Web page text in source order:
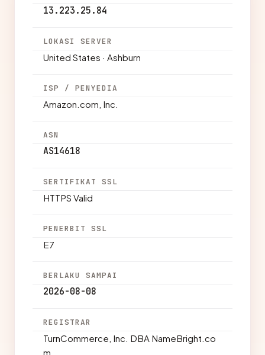
13.223.25.84
LOKASI SERVER
United States · Ashburn
ISP / PENYEDIA
Amazon.com, Inc.
ASN
AS14618
SERTIFIKAT SSL
HTTPS Valid
PENERBIT SSL
E7
BERLAKU SAMPAI
2026-08-08
REGISTRAR
TurnCommerce, Inc. DBA NameBright.co
m